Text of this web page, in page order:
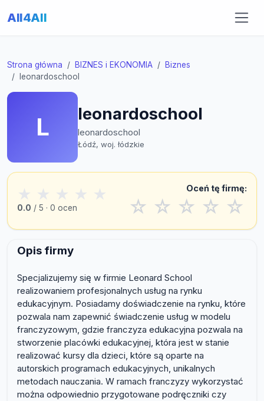
All4All
Strona główna BIZNES i EKONOMIA
Biznes
leonardoschool
L leonardoschool
leonardoschool
Łódź, woj. łódzkie
★ ★ ★ ★ ★
0.0 / 5 · 0 ocen
Oceń tę firmę:
☆ ☆ ☆ ☆ ☆
Opis firmy
Specjalizujemy się w firmie Leonard School
realizowaniem profesjonalnych usług na rynku
edukacyjnym. Posiadamy doświadczenie na rynku, które
pozwala nam zapewnić świadczenie usług w modelu
franczyzowym, gdzie franczyza edukacyjna pozwala na
stworzenie placówki edukacyjnej, która jest w stanie
realizować kursy dla dzieci, które są oparte na
autorskich programach edukacyjnych, unikalnych
metodach nauczania. W ramach franczyzy wykorzystać
można odpowiednio przygotowane podręczniki czy